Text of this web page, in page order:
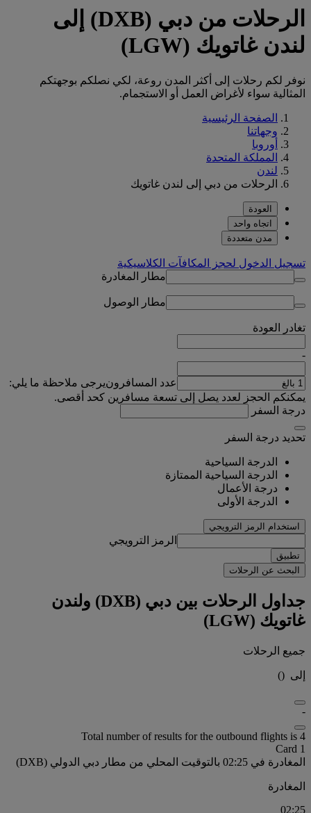
الرحلات من دبي (DXB) إلى
لندن غاتويك (LGW)
نوفر لكم رحلات إلى أكثر المدن روعة، لكي نصلكم بوجهتكم
المثالية سواء لأغراض العمل أو الاستجمام.
الصفحة الرئيسية
وجهاتنا
أوروبا
المملكة المتحدة
لندن
الرحلات من دبي إلى لندن غاتويك
العودة
اتجاه واحد
مدن متعددة
تسجيل الدخول لحجز المكافآت الكلاسيكية
مطار المغادرة
مطار الوصول
تغادر العودة
-
عدد المسافرونيرجى ملاحظة ما يلي:
يمكنكم الحجز لعدد يصل إلى تسعة مسافرين كحد أقصى.
درجة السفر
تحديد درجة السفر
الدرجة السياحية
الدرجة السياحية الممتازة
درجة الأعمال
الدرجة الأولى
استخدام الرمز الترويجي
الرمز الترويجي
تطبيق
البحث عن الرحلات
جداول الرحلات بين دبي (DXB) ولندن
غاتويك (LGW)
جميع الرحلات
إلى (
)
-
Total number of results for the outbound flights is 4
Card 1
المغادرة في 02:25 بالتوقيت المحلي من مطار دبي الدولي (DXB)
المغادرة
02:25